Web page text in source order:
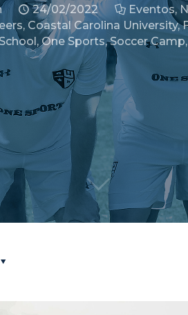
24/02/2022 Eventos,
, Coastal Carolina University,
,One Sports,Soccer Camp,